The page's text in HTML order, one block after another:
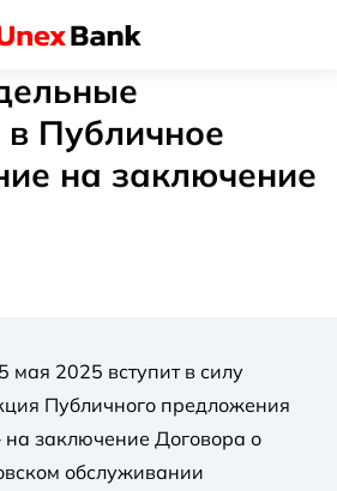
в Публичное
на заключение
мая 2025 вступит в силу
Публичного предложения
заключение Договора о
обслуживании